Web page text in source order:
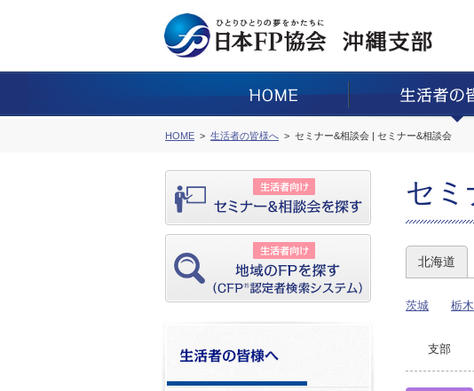
HOME 生活者の皆様へ セミナー&相談会 | セミナー&相談会
セミ
北海道
茨城 栃木
支部